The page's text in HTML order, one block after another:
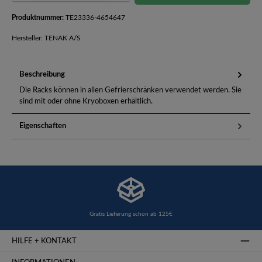
Produktnummer: TE23336-4654647
Hersteller: TENAK A/S
Beschreibung
Die Racks können in allen Gefrierschränken verwendet werden. Sie
sind mit oder ohne Kryoboxen erhältlich.
Eigenschaften
Gratis Lieferung schon ab 125€
HILFE + KONTAKT